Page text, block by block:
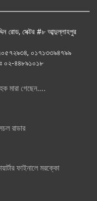
রোড, সেক্টর #৮ আব্দুল্লাহপুর
০১৭১৩৩৯৪৭৯৯
০২-৪৪৮৯১০১৮
মারা গেছেন….
রাডার
ফাইনালে মরক্কো